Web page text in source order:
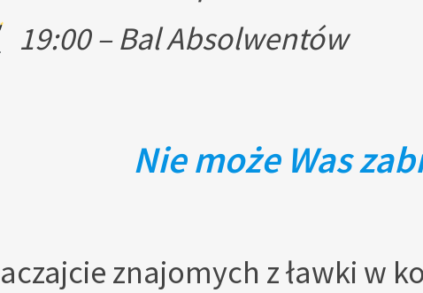
19:00 – Bal Absolwentów
Nie może Was
znajomych z ławki w